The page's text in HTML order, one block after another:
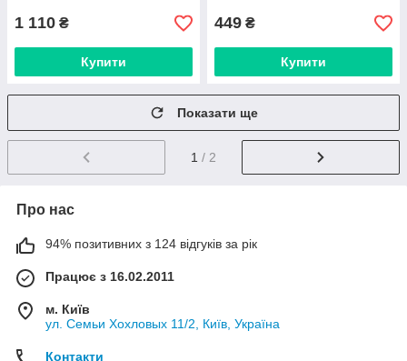
1 110 ₴
Купити
449 ₴
Купити
Показати ще
1 / 2
Про нас
94% позитивних з 124 відгуків за рік
Працює з 16.02.2011
м. Київ
ул. Семьи Хохловых 11/2, Київ, Україна
Контакти